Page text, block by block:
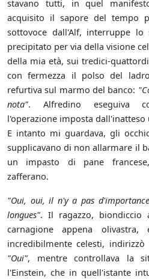
stavano tutti, in quel
acquisito il sapore del tempo
sottovoce dall'Alf, interruppe
precipitato per via della visione
della mia età, sui tredici-
con fermezza il polso del
refurtiva sul marmo del banco:
nota". Alfredino eseguiva
l'operazione imposta
E intanto mi guardava, gli
supplicavano di non allarmare il
un impasto di pane
zafferano.
"Oui, oui, il n'y a pas
longues". Il ragazzo, biondiccio
carnagione appena
incredibilmente celesti,
"Oui", mentre controllava la
l'Einstein, che in quell'istante